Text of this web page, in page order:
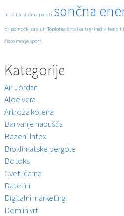
in ožilja slušni aparati sončna
pripomočki za sluh Toplotna črpalka treningi vikend
čisto morje šport
Kategorije
Air Jordan
Aloe vera
Artroza kolena
Barvanje napušča
Bazeni Intex
Bioklimatske pergole
Botoks
Cvetličarna
Dateljni
Digitalni marketing
Dom in vrt